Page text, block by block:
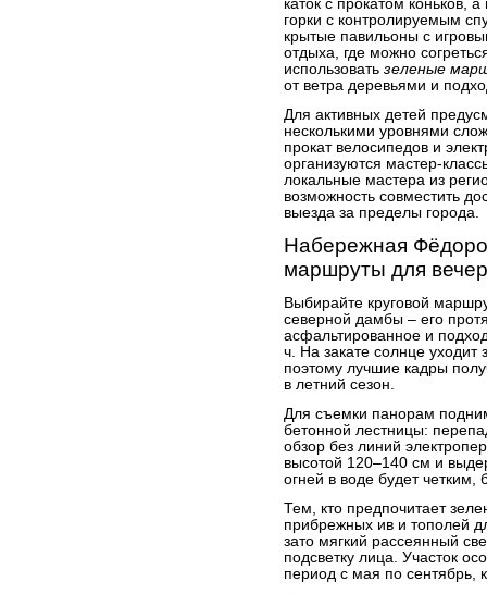
каток с прокатом
горки с контролируемым
крытые павильоны с
отдыха, где можно
использовать зеленые
от ветра деревьями и
Для активных детей
несколькими уровнями
прокат велосипедов и
организуются мастер-
локальные мастера из
возможность совместить
выезда за пределы города.
Набережная
маршруты для
Выбирайте круговой
северной дамбы – его
асфальтированное и
ч. На закате солнце уходит
поэтому лучшие кадры
в летний сезон.
Для съемки панорам
бетонной лестницы:
обзор без линий
высотой 120–140 см и
огней в воде будет четким,
Тем, кто предпочитает
прибрежных ив и тополей
зато мягкий рассеянный
подсветку лица. Участок
период с мая по сентябрь,